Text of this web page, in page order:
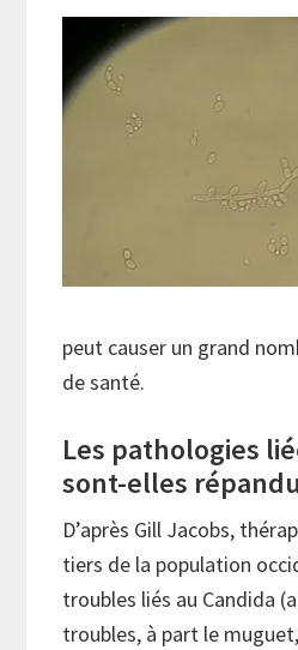
peut causer un grand
de santé.
Les pathologies
sont-elles
D’après Gill Jacobs,
tiers de la population
troubles liés au Candida
troubles, à part le